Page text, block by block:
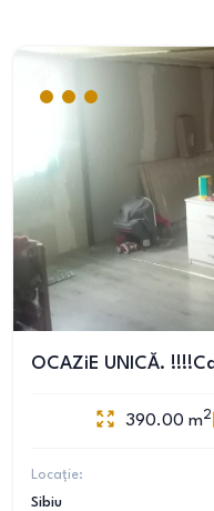
OCAZiE UNICĂ.
390.00 m2
Locație:
Sibiu